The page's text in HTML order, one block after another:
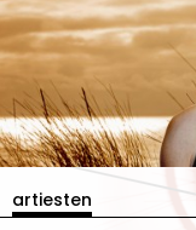
artiesten